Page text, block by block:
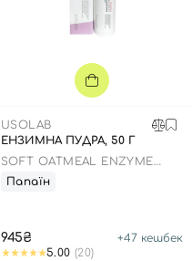
USOLAB
ЕНЗИМНА ПУДРА, 50 Г
SOFT OATMEAL ENZYME
POWDER WASH
Папаїн
945₴ +47 кешбек
5.00 (20)